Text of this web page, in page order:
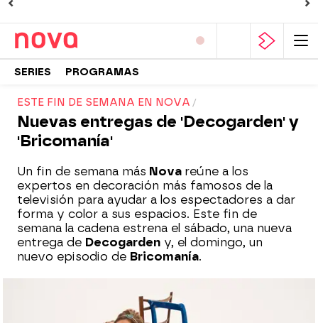
SERIES PROGRAMAS
ESTE FIN DE SEMANA EN NOVA
Nuevas entregas de 'Decogarden' y
'Bricomanía'
Un fin de semana más Nova reúne a los
expertos en decoración más famosos de la
televisión para ayudar a los espectadores a dar
forma y color a sus espacios. Este fin de
semana la cadena estrena el sábado, una nueva
entrega de Decogarden y, el domingo, un
nuevo episodio de Bricomanía.